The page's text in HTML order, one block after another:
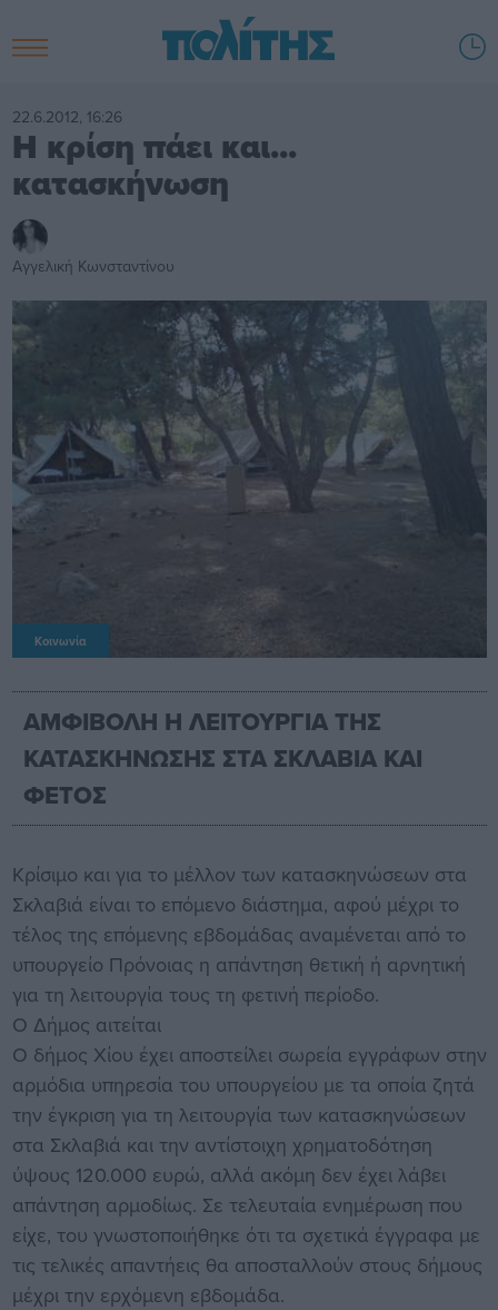
22.6.2012, 16:26
Η κρίση πάει και...
κατασκήνωση
Αγγελική Κωνσταντίνου
Κοινωνία
ΑΜΦΙΒΟΛΗ Η ΛΕΙΤΟΥΡΓΙΑ ΤΗΣ
ΚΑΤΑΣΚΗΝΩΣΗΣ ΣΤΑ ΣΚΛΑΒΙΑ ΚΑΙ
ΦΕΤΟΣ
Κρίσιμο και για το μέλλον των κατασκηνώσεων στα
Σκλαβιά είναι το επόμενο διάστημα, αφού μέχρι το
τέλος της επόμενης εβδομάδας αναμένεται από το
υπουργείο Πρόνοιας η απάντηση θετική ή αρνητική
για τη λειτουργία τους τη φετινή περίοδο.
Ο Δήμος αιτείται
Ο δήμος Χίου έχει αποστείλει σωρεία εγγράφων στην
αρμόδια υπηρεσία του υπουργείου με τα οποία ζητά
την έγκριση για τη λειτουργία των κατασκηνώσεων
στα Σκλαβιά και την αντίστοιχη χρηματοδότηση
ύψους 120.000 ευρώ, αλλά ακόμη δεν έχει λάβει
απάντηση αρμοδίως. Σε τελευταία ενημέρωση που
είχε, του γνωστοποιήθηκε ότι τα σχετικά έγγραφα με
τις τελικές απαντήεις θα αποσταλλούν στους δήμους
μέχρι την ερχόμενη εβδομάδα.